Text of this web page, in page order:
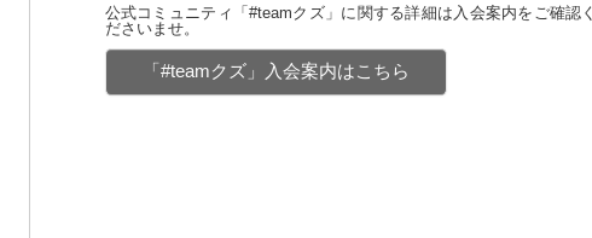
公式コミュニティ「#teamクズ」に関する詳細は入会案内をご確認く
ださいませ。
「#teamクズ」入会案内はこちら